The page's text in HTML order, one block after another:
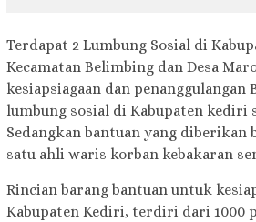
Terdapat 2 Lumbung Sosial di
Kecamatan Belimbing dan Desa
kesiapsiagaan dan penanggulangan
lumbung sosial di Kabupaten kediri
Sedangkan bantuan yang diberikan
satu ahli waris korban kebakaran
Rincian barang bantuan untuk
Kabupaten Kediri, terdiri dari 1000